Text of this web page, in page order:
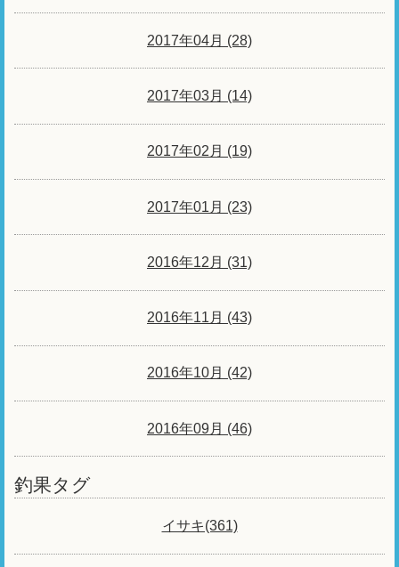
2017年04月 (28)
2017年03月 (14)
2017年02月 (19)
2017年01月 (23)
2016年12月 (31)
2016年11月 (43)
2016年10月 (42)
2016年09月 (46)
釣果タグ
イサキ(361)